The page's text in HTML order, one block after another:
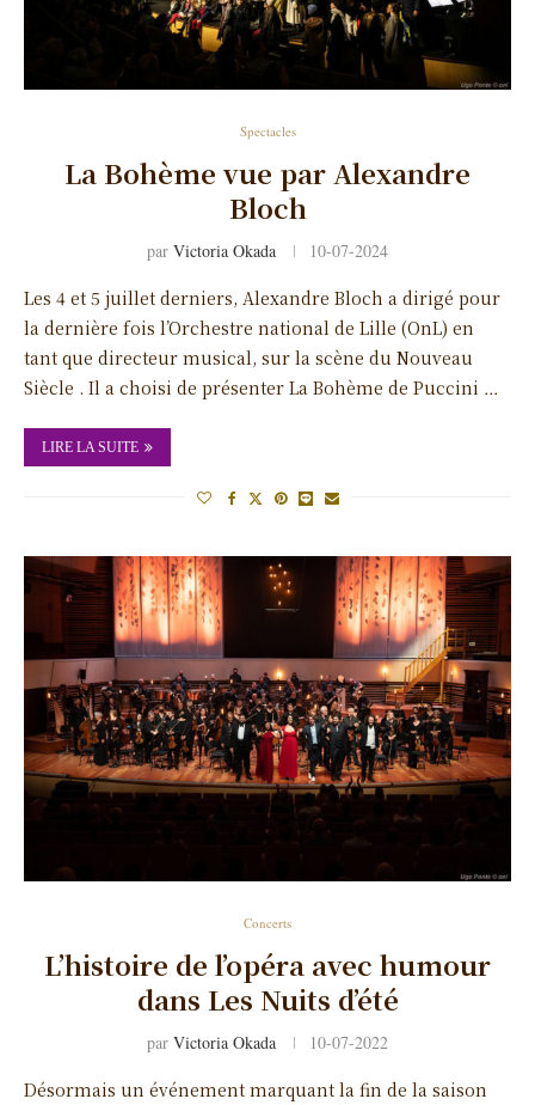
Spectacles
La Bohème vue par Alexandre
Bloch
par Victoria Okada 10-07-2024
Les 4 et 5 juillet derniers, Alexandre Bloch a dirigé pour
la dernière fois l’Orchestre national de Lille (OnL) en
tant que directeur musical, sur la scène du Nouveau
Siècle . Il a choisi de présenter La Bohème de Puccini …
LIRE LA SUITE
Concerts
L’histoire de l’opéra avec humour
dans Les Nuits d’été
par Victoria Okada 10-07-2022
Désormais un événement marquant la fin de la saison